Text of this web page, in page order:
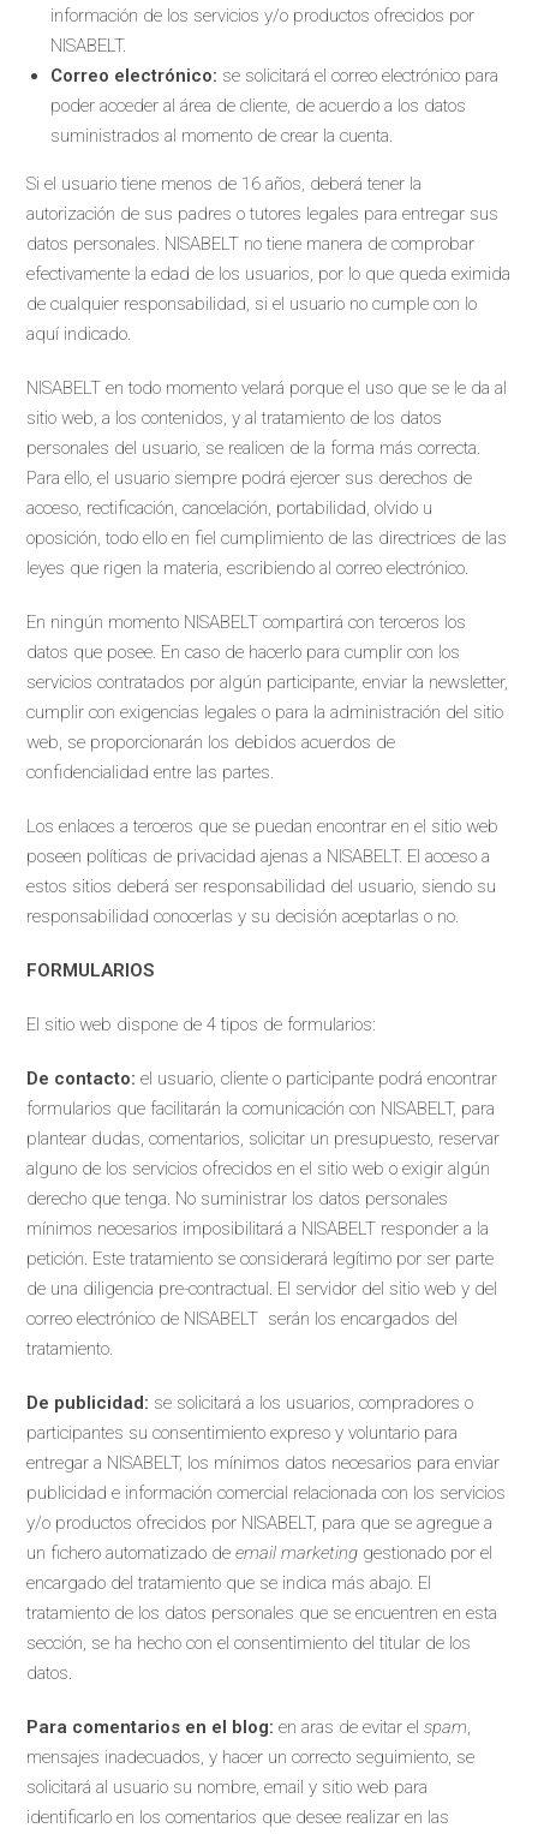
información de los servicios y/o productos ofrecidos por
NISABELT.
Correo electrónico: se solicitará el correo electrónico para
poder acceder al área de cliente, de acuerdo a los datos
suministrados al momento de crear la cuenta.
Si el usuario tiene menos de 16 años, deberá tener la
autorización de sus padres o tutores legales para entregar sus
datos personales. NISABELT no tiene manera de comprobar
efectivamente la edad de los usuarios, por lo que queda eximida
de cualquier responsabilidad, si el usuario no cumple con lo
aquí indicado.
NISABELT en todo momento velará porque el uso que se le da al
sitio web, a los contenidos, y al tratamiento de los datos
personales del usuario, se realicen de la forma más correcta.
Para ello, el usuario siempre podrá ejercer sus derechos de
acceso, rectificación, cancelación, portabilidad, olvido u
oposición, todo ello en fiel cumplimiento de las directrices de las
leyes que rigen la materia, escribiendo al correo electrónico.
En ningún momento NISABELT compartirá con terceros los
datos que posee. En caso de hacerlo para cumplir con los
servicios contratados por algún participante, enviar la newsletter,
cumplir con exigencias legales o para la administración del sitio
web, se proporcionarán los debidos acuerdos de
confidencialidad entre las partes.
Los enlaces a terceros que se puedan encontrar en el sitio web
poseen políticas de privacidad ajenas a NISABELT. El acceso a
estos sitios deberá ser responsabilidad del usuario, siendo su
responsabilidad conocerlas y su decisión aceptarlas o no.
FORMULARIOS
El sitio web dispone de 4 tipos de formularios:
De contacto:el usuario, cliente o participante podrá encontrar
formularios que facilitarán la comunicación con NISABELT, para
plantear dudas, comentarios, solicitar un presupuesto, reservar
alguno de los servicios ofrecidos en el sitio web o exigir algún
derecho que tenga. No suministrar los datos personales
mínimos necesarios imposibilitará a NISABELT responder a la
petición. Este tratamiento se considerará legítimo por ser parte
de una diligencia pre-contractual. El servidor del sitio web y del
correo electrónico de NISABELT serán los encargados del
tratamiento.
De publicidad: se solicitará a los usuarios, compradores o
participantes su consentimiento expreso y voluntario para
entregar a NISABELT, los mínimos datos necesarios para enviar
publicidad e información comercial relacionada con los servicios
y/o productos ofrecidos por NISABELT, para que se agregue a
un fichero automatizado deemail marketing gestionado por el
encargado del tratamiento que se indica más abajo. El
tratamiento de los datos personales que se encuentren en esta
sección, se ha hecho con el consentimiento del titular de los
datos.
Para comentarios en el blog:en aras de evitar elspam,
mensajes inadecuados, y hacer un correcto seguimiento, se
solicitará al usuario su nombre, email y sitio web para
identificarlo en los comentarios que desee realizar en las